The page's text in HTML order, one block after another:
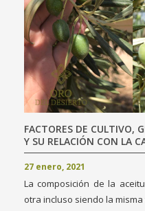
FACTORES DE CULTIVO,
Y SU RELACIÓN CON LA
27 enero, 2021
La composición de la
otra incluso siendo la